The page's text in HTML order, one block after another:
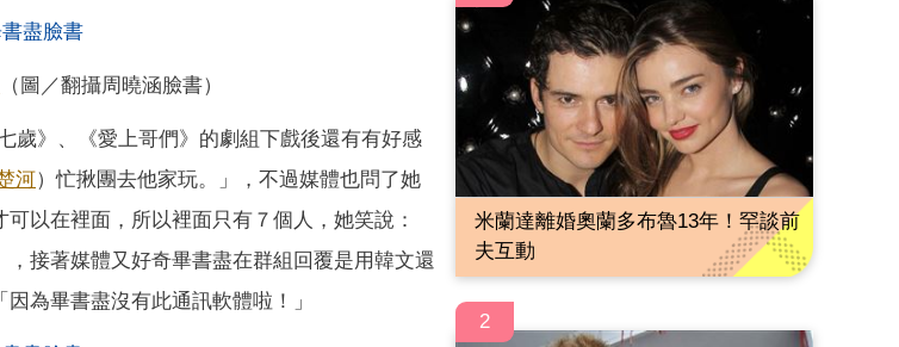
（圖／翻攝周曉涵臉書）
歲》、《愛上哥們》的劇組下戲後還有有好感
河）忙揪團去他家玩。」，不過媒體也問了她
以在裡面，所以裡面只有７個人，她笑說：
接著媒體又好奇畢書盡在群組回覆是用韓文還
為畢書盡沒有此通訊軟體啦！」
米蘭達離婚奧蘭多布魯13年！罕談前
夫互動
2